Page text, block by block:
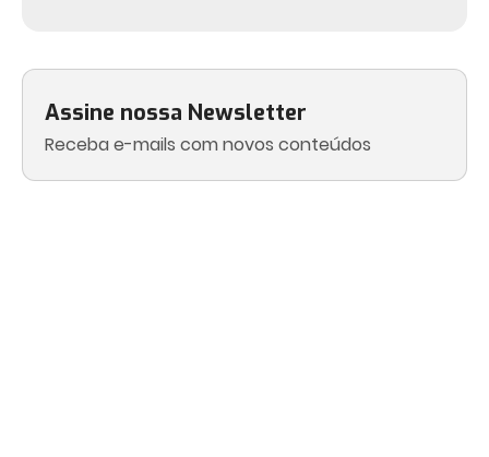
Assine nossa Newsletter
Receba e-mails com novos conteúdos